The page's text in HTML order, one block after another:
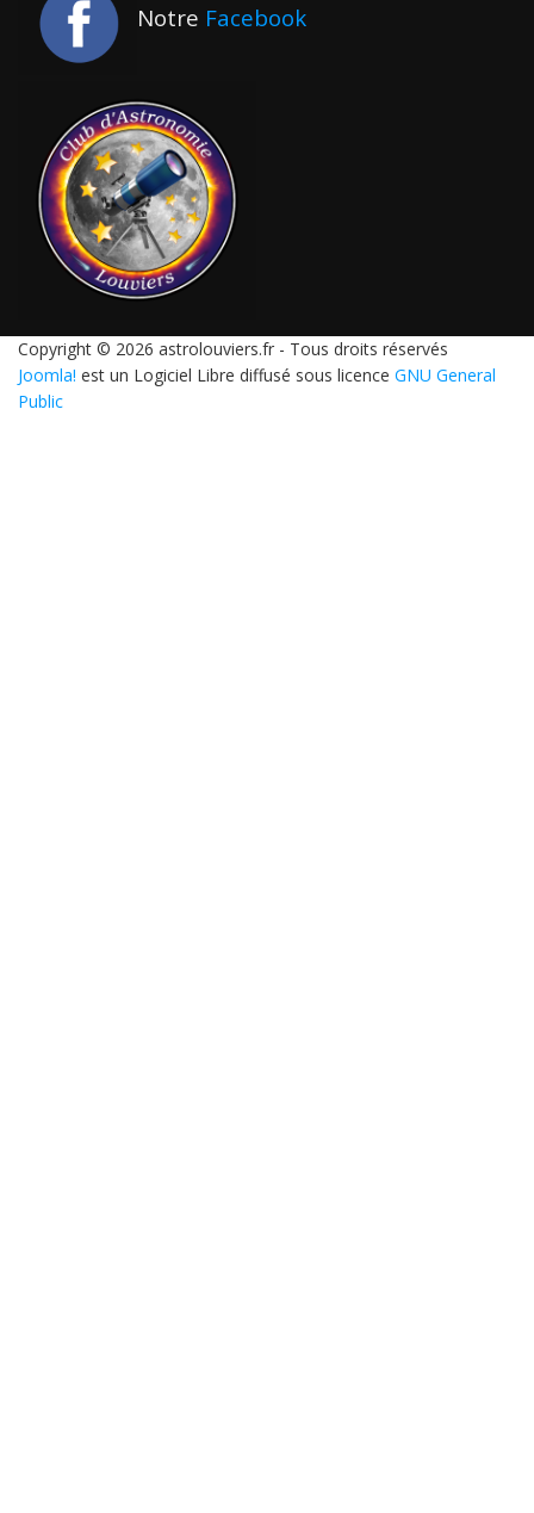
Notre Facebook
Copyright © 2026 astrolouviers.fr - Tous droits réservés
Joomla! est un Logiciel Libre diffusé sous licence GNU General
Public